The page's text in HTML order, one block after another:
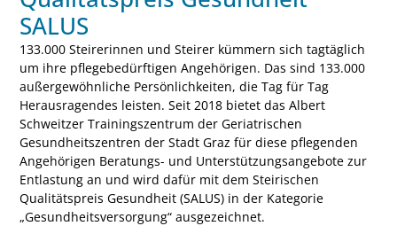
SALUS
133.000 Steirerinnen und Steirer kümmern sich tagtäglich
um ihre pflegebedürftigen Angehörigen. Das sind 133.000
außergewöhnliche Persönlichkeiten, die Tag für Tag
Herausragendes leisten. Seit 2018 bietet das Albert
Schweitzer Trainingszentrum der Geriatrischen
Gesundheitszentren der Stadt Graz für diese pflegenden
Angehörigen Beratungs- und Unterstützungsangebote zur
Entlastung an und wird dafür mit dem Steirischen
Qualitätspreis Gesundheit (SALUS) in der Kategorie
„Gesundheitsversorgung“ ausgezeichnet.